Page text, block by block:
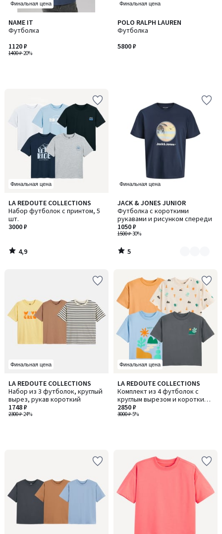
Финальная цена
NAME IT
Футболка
1400 ₽-20%
1120 ₽
Финальная цена
POLO RALPH LAUREN
Футболка
5800 ₽
Финальная цена
LA REDOUTE COLLECTIONS
Набор футболок с принтом, 5
шт.
3000 ₽
4,9
/ 5
4,9
/
Финальная цена
JACK & JONES JUNIOR
Футболка с короткими
рукавами и рисунком спереди
1500 ₽-30%
1050 ₽
5
/
5
Количество
цветов:
2
5
/
Финальная цена
LA REDOUTE COLLECTIONS
Набор из 3 футболок, круглый
вырез, рукав короткий
2300 ₽-24%
1748 ₽
Финальная цена
LA REDOUTE COLLECTIONS
Комплект из 4 футболок с
круглым вырезом и короткими
рукавами
3000 ₽-5%
2850 ₽